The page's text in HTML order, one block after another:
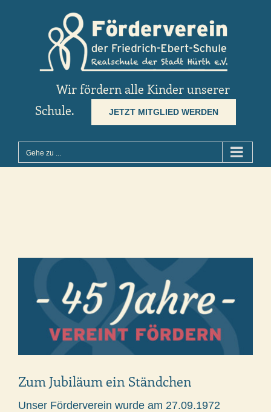
Wir fördern alle Kinder unserer
Schule.
JETZT MITGLIED WERDEN
Gehe zu ...
Zum Jubiläum ein Ständchen
Unser Förderverein wurde am 27.09.1972